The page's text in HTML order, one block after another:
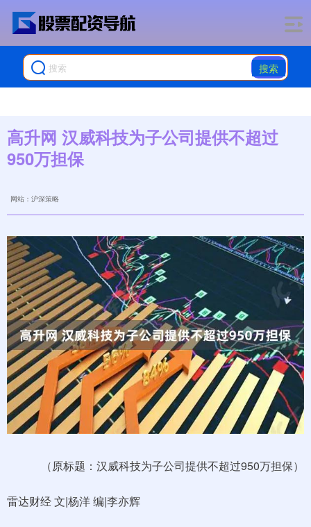
搜索
高升网 汉威科技为子公司提供不超过
950万担保
网站：沪深策略
（原标题：汉威科技为子公司提供不超过950万担保）
雷达财经 文|杨洋 编|李亦辉